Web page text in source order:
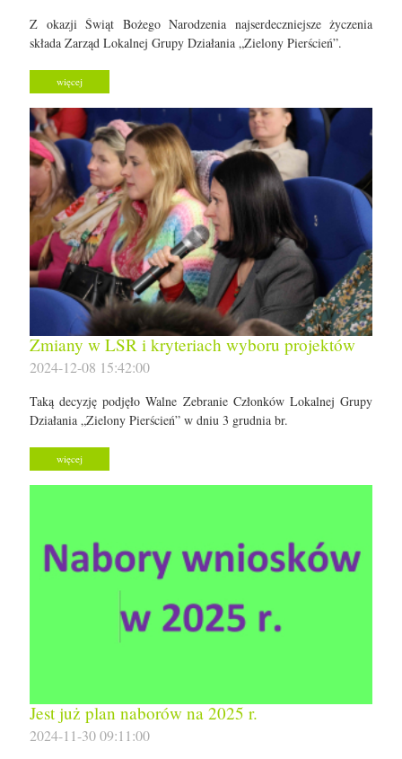
Z okazji Świąt Bożego Narodzenia najserdeczniejsze życzenia
składa Zarząd Lokalnej Grupy Działania „Zielony Pierścień”.
więcej
Zmiany w LSR i kryteriach wyboru projektów
2024-12-08 15:42:00
Taką decyzję podjęło Walne Zebranie Członków Lokalnej Grupy
Działania „Zielony Pierścień” w dniu 3 grudnia br.
więcej
Jest już plan naborów na 2025 r.
2024-11-30 09:11:00